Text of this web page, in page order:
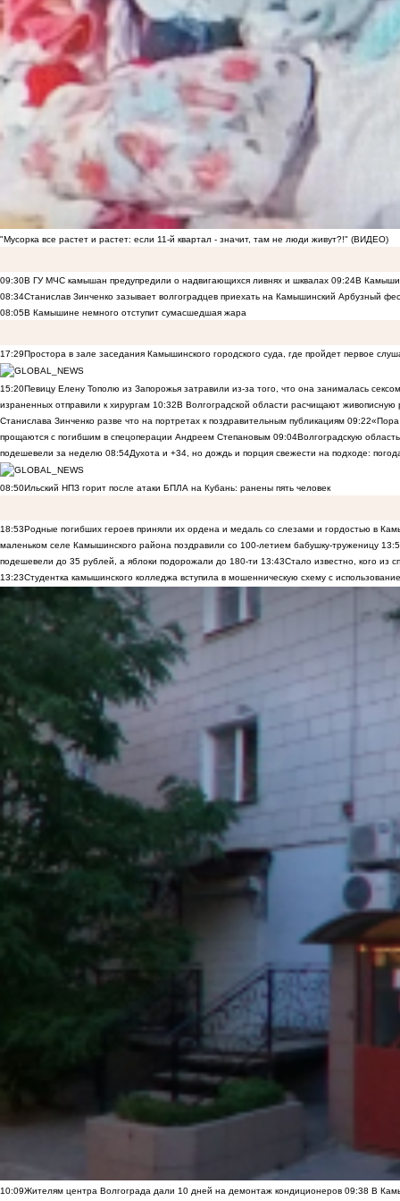
"Мусорка все растет и растет: если 11-й квартал - значит, там не люди живут?!" (ВИДЕО)
09:30В ГУ МЧС камышан предупредили о надвигающихся ливнях и шквалах 09:24В
08:34Станислав Зинченко зазывает волгоградцев приехать на Камышинский Арбузный
08:05В Камышине немного отступит сумасшедшая жара
17:29Простора в зале заседания Камышинского городского суда, где пройдет первое
15:20Певицу Елену Тополю из Запорожья затравили из-за того, что она занималась
израненных отправили к хирургам 10:32В Волгоградской области расчищают
Станислава Зинченко разве что на портретах к поздравительным публикациям 09:22«Пора
прощаются с погибшим в спецоперации Андреем Степановым 09:04Волгоградскую
подешевели за неделю 08:54Духота и +34, но дождь и порция свежести на подходе:
08:50Ильский НПЗ горит после атаки БПЛА на Кубань: ранены пять человек
18:53Родные погибших героев приняли их ордена и медаль со слезами и гордостью в
маленьком селе Камышинского района поздравили со 100-летием бабушку-труженицу
подешевели до 35 рублей, а яблоки подорожали до 180-ти 13:43Стало известно, кого из
13:23Студентка камышинского колледжа вступила в мошенническую схему с
10:09Жителям центра Волгограда дали 10 дней на демонтаж кондиционеров 09:38 В